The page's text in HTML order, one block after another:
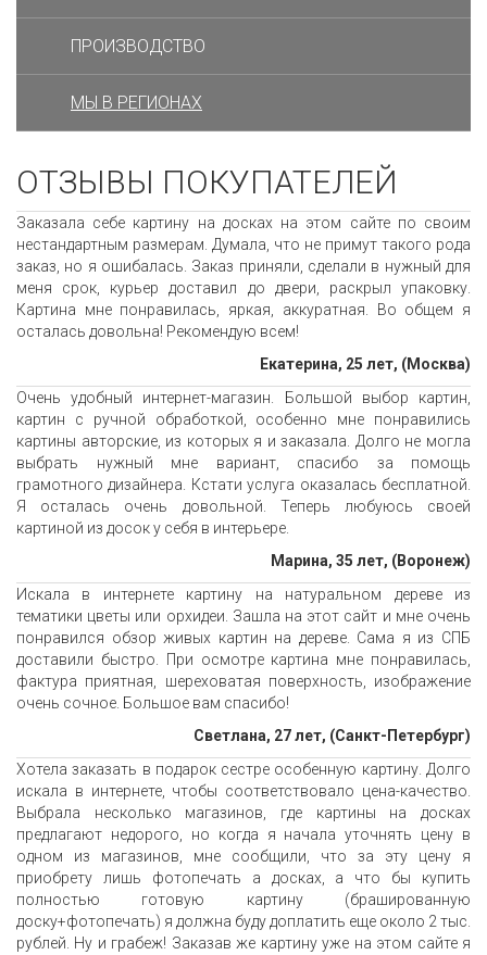
ПРОИЗВОДСТВО
МЫ В РЕГИОНАХ
ОТЗЫВЫ ПОКУПАТЕЛЕЙ
Заказала себе картину на досках на этом сайте по своим
нестандартным размерам. Думала, что не примут такого рода
заказ, но я ошибалась. Заказ приняли, сделали в нужный для
меня срок, курьер доставил до двери, раскрыл упаковку.
Картина мне понравилась, яркая, аккуратная. Во общем я
осталась довольна! Рекомендую всем!
Екатерина, 25 лет, (Москва)
Очень удобный интернет-магазин. Большой выбор картин,
картин с ручной обработкой, особенно мне понравились
картины авторские, из которых я и заказала. Долго не могла
выбрать нужный мне вариант, спасибо за помощь
грамотного дизайнера. Кстати услуга оказалась бесплатной.
Я осталась очень довольной. Теперь любуюсь своей
картиной из досок у себя в интерьере.
Марина, 35 лет, (Воронеж)
Искала в интернете картину на натуральном дереве из
тематики цветы или орхидеи. Зашла на этот сайт и мне очень
понравился обзор живых картин на дереве. Сама я из СПБ
доставили быстро. При осмотре картина мне понравилась,
фактура приятная, шереховатая поверхность, изображение
очень сочное. Большое вам спасибо!
Светлана, 27 лет, (Санкт-Петербург)
Хотела заказать в подарок сестре особенную картину. Долго
искала в интернете, чтобы соответствовало цена-качество.
Выбрала несколько магазинов, где картины на досках
предлагают недорого, но когда я начала уточнять цену в
одном из магазинов, мне сообщили, что за эту цену я
приобрету лишь фотопечать а досках, а что бы купить
полностью готовую картину (брашированную
доску+фотопечать) я должна буду доплатить еще около 2 тыс.
рублей. Ну и грабеж! Заказав же картину уже на этом сайте я